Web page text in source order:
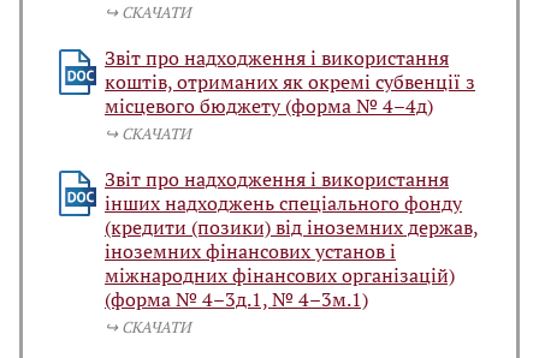
↪️ СКАЧАТИ
Звіт про надходження і використання
коштів, отриманих як окремі субвенції з
місцевого бюджету (форма № 4–4д)
↪️ СКАЧАТИ
Звіт про надходження і використання
інших надходжень спеціального фонду
(кредити (позики) від іноземних держав,
іноземних фінансових установ і
міжнародних фінансових організацій)
(форма № 4–3д.1, № 4–3м.1)
↪️ СКАЧАТИ